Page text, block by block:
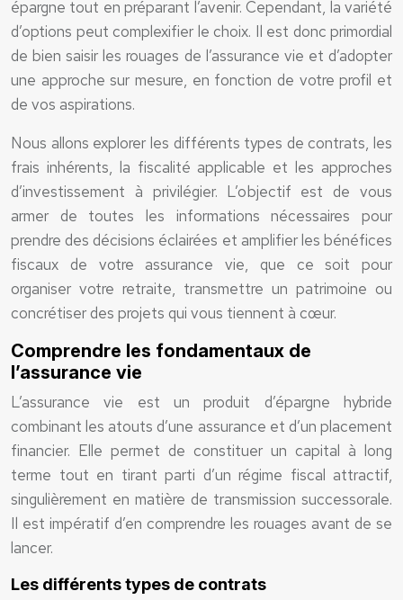
épargne tout en préparant l’avenir. Cependant, la variété
d’options peut complexifier le choix. Il est donc primordial
de bien saisir les rouages de l’assurance vie et d’adopter
une approche sur mesure, en fonction de votre profil et
de vos aspirations.
Nous allons explorer les différents types de contrats, les
frais inhérents, la fiscalité applicable et les approches
d’investissement à privilégier. L’objectif est de vous
armer de toutes les informations nécessaires pour
prendre des décisions éclairées et amplifier les bénéfices
fiscaux de votre assurance vie, que ce soit pour
organiser votre retraite, transmettre un patrimoine ou
concrétiser des projets qui vous tiennent à cœur.
Comprendre les fondamentaux de
l’assurance vie
L’assurance vie est un produit d’épargne hybride
combinant les atouts d’une assurance et d’un placement
financier. Elle permet de constituer un capital à long
terme tout en tirant parti d’un régime fiscal attractif,
singulièrement en matière de transmission successorale.
Il est impératif d’en comprendre les rouages avant de se
lancer.
Les différents types de contrats